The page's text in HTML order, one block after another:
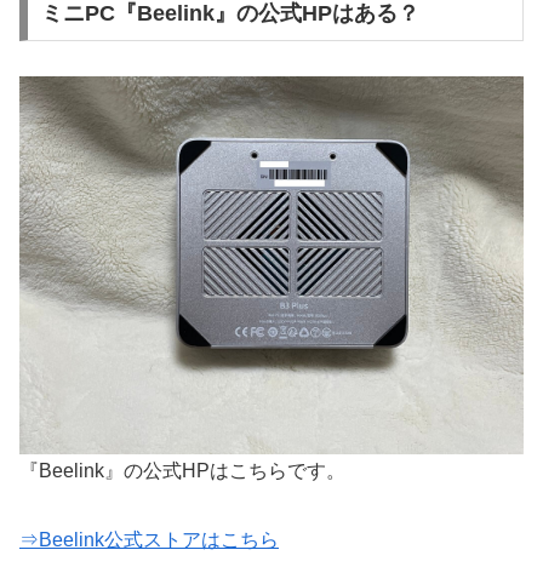
ミニPC『Beelink』の公式HPはある？
『Beelink』の公式HPはこちらです。
⇒Beelink公式ストアはこちら